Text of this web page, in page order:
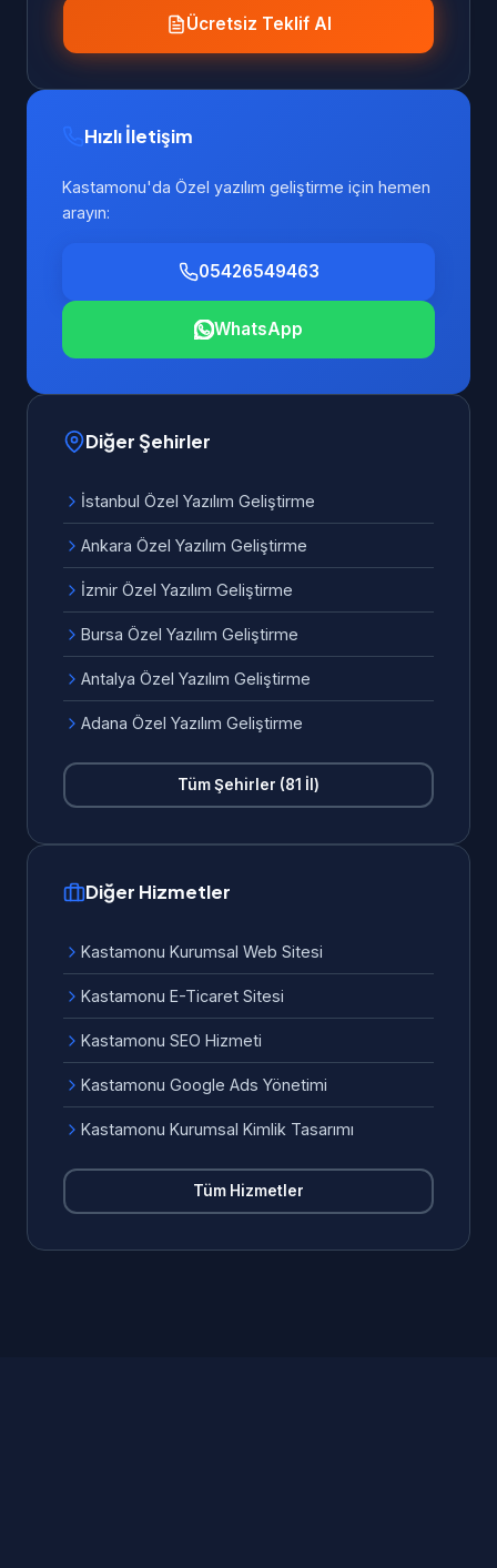
Ücretsiz Teklif Al
Hızlı İletişim
Kastamonu'da Özel yazılım geliştirme için hemen
arayın:
05426549463
WhatsApp
Diğer Şehirler
İstanbul Özel Yazılım Geliştirme
Ankara Özel Yazılım Geliştirme
İzmir Özel Yazılım Geliştirme
Bursa Özel Yazılım Geliştirme
Antalya Özel Yazılım Geliştirme
Adana Özel Yazılım Geliştirme
Tüm Şehirler (81 İl)
Diğer Hizmetler
Kastamonu Kurumsal Web Sitesi
Kastamonu E-Ticaret Sitesi
Kastamonu SEO Hizmeti
Kastamonu Google Ads Yönetimi
Kastamonu Kurumsal Kimlik Tasarımı
Tüm Hizmetler